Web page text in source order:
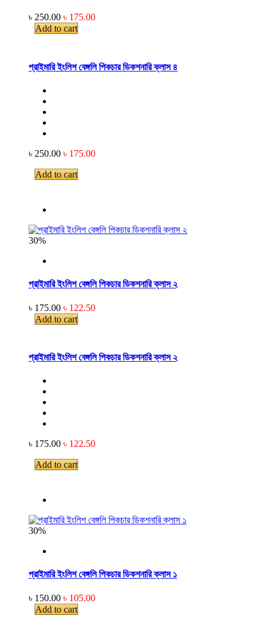
৳ 250.00 ৳ 175.00
Add to cart
প্রাইমারি ইংলিশ বেঙ্গলি পিকচার ডিকশনারি ক্লাস ৪
৳ 250.00 ৳ 175.00
Add to cart
30%
প্রাইমারি ইংলিশ বেঙ্গলি পিকচার ডিকশনারি ক্লাস ২
৳ 175.00 ৳ 122.50
Add to cart
প্রাইমারি ইংলিশ বেঙ্গলি পিকচার ডিকশনারি ক্লাস ২
৳ 175.00 ৳ 122.50
Add to cart
30%
প্রাইমারি ইংলিশ বেঙ্গলি পিকচার ডিকশনারি ক্লাস ১
৳ 150.00 ৳ 105.00
Add to cart